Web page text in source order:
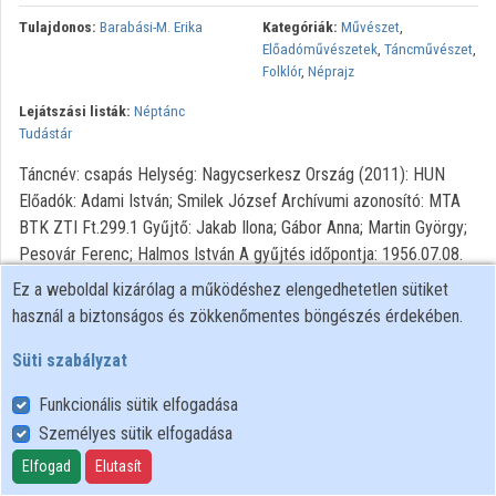
Közreműködők
Tulajdonos: Barabási-M. Erika Kategóriák: Művészet,
Előadóművészetek, Táncművészet,
Folklór, Néprajz
Lejátszási listák: Néptánc
Tudástár
Táncnév: csapás Helység: Nagycserkesz Ország (2011): HUN
Előadók: Adami István; Smilek József Archívumi azonosító: MTA
BTK ZTI Ft.299.1 Gyűjtő: Jakab Ilona; Gábor Anna; Martin György;
Pesovár Ferenc; Halmos István A gyűjtés időpontja: 1956.07.08.
Felhasználói szabályzat
Adatkezelési tájékoztató
Süti szabályzat
Ez a weboldal kizárólag a működéshez elengedhetetlen sütiket
használ a biztonságos és zökkenőmentes böngészés érdekében.
Süti szabályzat
Funkcionális sütik elfogadása
Személyes sütik elfogadása
Elfogad Elutasít